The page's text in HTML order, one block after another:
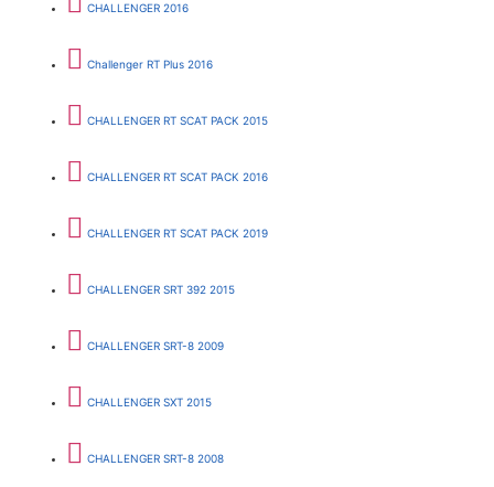
CHALLENGER 2016
Challenger RT Plus 2016
CHALLENGER RT SCAT PACK 2015
CHALLENGER RT SCAT PACK 2016
CHALLENGER RT SCAT PACK 2019
CHALLENGER SRT 392 2015
CHALLENGER SRT-8 2009
CHALLENGER SXT 2015
CHALLENGER SRT-8 2008